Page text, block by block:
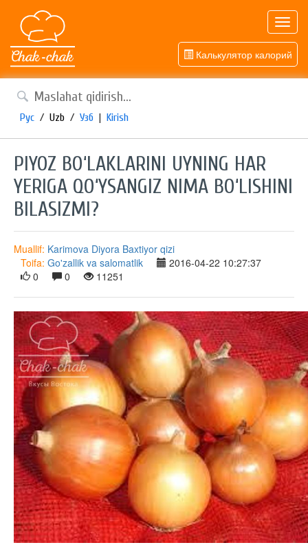
Калькулятор калорий
Рус / Uzb / Узб | Kirish
PIYOZ BO‘LAKLARINI UYNING HAR
YERIGA QO‘YSANGIZ NIMA BO‘LISHINI
BILASIZMI?
Muallif: Karimova Diyora Baxtiyor qizi
Toifa: Go'zallik va salomatlik
2016-04-22 10:27:37
0
0 11251